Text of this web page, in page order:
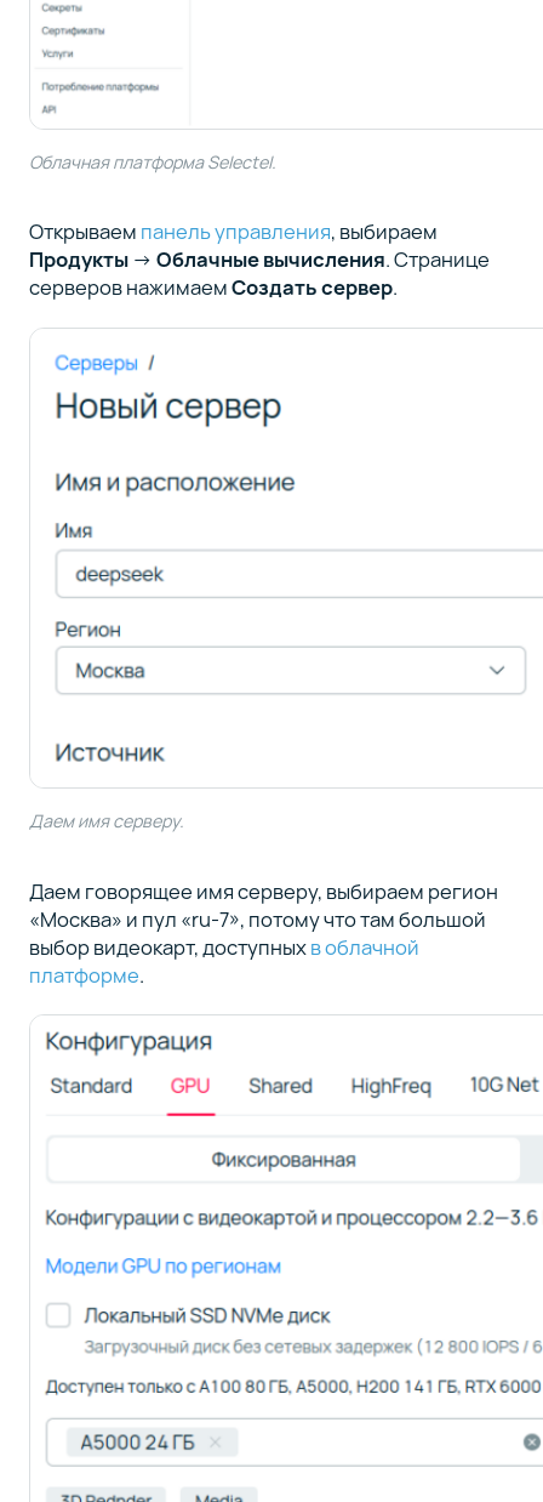
Облачная платформа Selectel.
Открываем панель управления, выбираем
Продукты→ Облачные вычисления. Странице
серверов нажимаемСоздать сервер.
Даем имя серверу.
Даем говорящее имя серверу, выбираем регион
«Москва» и пул «ru-7», потому что там большой
выбор видеокарт, доступныхв облачной
платформе.